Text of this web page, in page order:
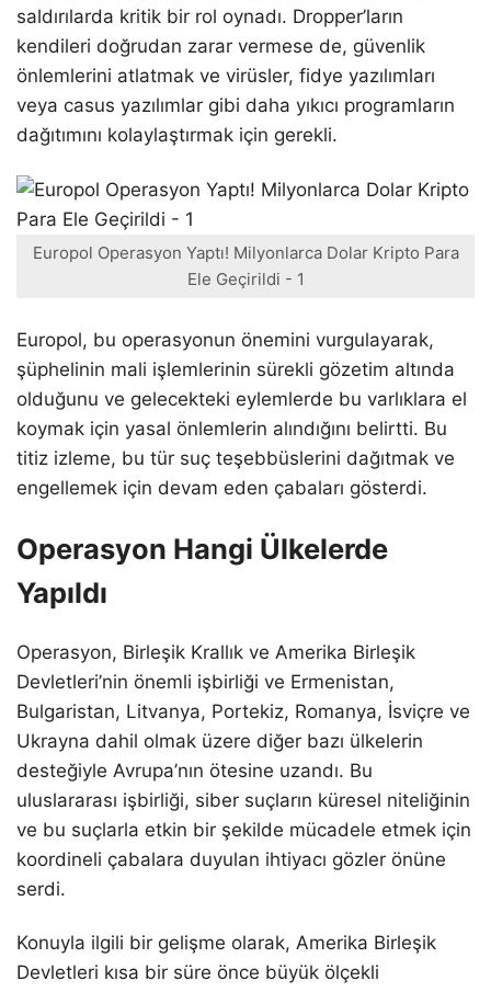
saldırılarda kritik bir rol oynadı. Dropper’ların
kendileri doğrudan zarar vermese de, güvenlik
önlemlerini atlatmak ve virüsler, fidye yazılımları
veya casus yazılımlar gibi daha yıkıcı programların
dağıtımını kolaylaştırmak için gerekli.
Europol Operasyon Yaptı! Milyonlarca Dolar Kripto Para
Ele Geçirildi - 1
Europol, bu operasyonun önemini vurgulayarak,
şüphelinin mali işlemlerinin sürekli gözetim altında
olduğunu ve gelecekteki eylemlerde bu varlıklara el
koymak için yasal önlemlerin alındığını belirtti. Bu
titiz izleme, bu tür suç teşebbüslerini dağıtmak ve
engellemek için devam eden çabaları gösterdi.
Operasyon Hangi Ülkelerde
Yapıldı
Operasyon, Birleşik Krallık ve Amerika Birleşik
Devletleri’nin önemli işbirliği ve Ermenistan,
Bulgaristan, Litvanya, Portekiz, Romanya, İsviçre ve
Ukrayna dahil olmak üzere diğer bazı ülkelerin
desteğiyle Avrupa’nın ötesine uzandı. Bu
uluslararası işbirliği, siber suçların küresel niteliğinin
ve bu suçlarla etkin bir şekilde mücadele etmek için
koordineli çabalara duyulan ihtiyacı gözler önüne
serdi.
Konuyla ilgili bir gelişme olarak, Amerika Birleşik
Devletleri kısa bir süre önce büyük ölçekli